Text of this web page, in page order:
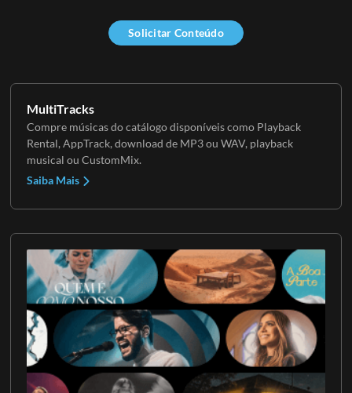
MultiTracks
Compre músicas do catálogo disponíveis como Playback
Rental, AppTrack, download de MP3 ou WAV, playback
musical ou CustomMix.
Saiba Mais
Solicitar Conteúdo